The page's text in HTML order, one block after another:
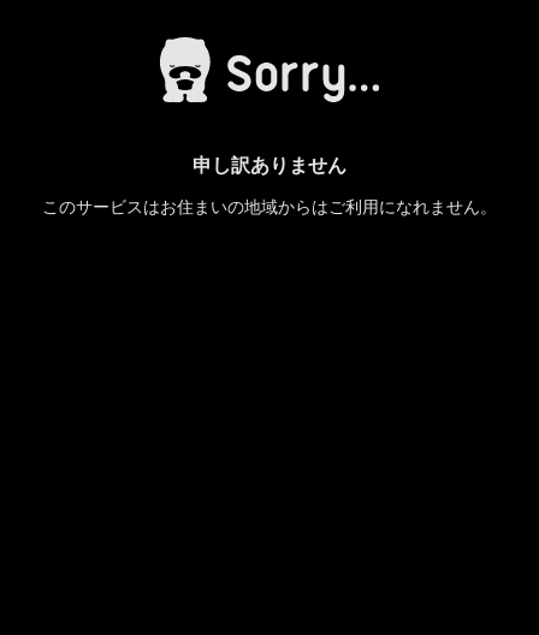
申し訳ありません
このサービスはお住まいの地域からはご利用になれません。